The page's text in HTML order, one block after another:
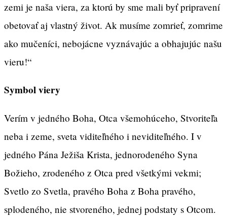
zemi je naša viera, za ktorú by sme mali byť pripravení
obetovať aj vlastný život. Ak musíme zomrieť, zomrime
ako mučeníci, nebojácne vyznávajúc a obhajujúc našu
vieru!“
Symbol viery
Verím v jedného Boha, Otca všemohúceho, Stvoriteľa
neba i zeme, sveta viditeľného i neviditeľného. I v
jedného Pána Ježiša Krista, jednorodeného Syna
Božieho, zrodeného z Otca pred všetkými vekmi;
Svetlo zo Svetla, pravého Boha z Boha pravého,
splodeného, nie stvoreného, jednej podstaty s Otcom.